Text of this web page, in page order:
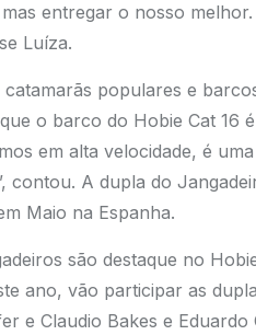
entregar o nosso
Luíza.
populares e
o barco do Hobie Cat 16
em alta velocidade, é
contou. A dupla do
Maio na Espanha.
são destaque no
ano, vão participar as
e Claudio Bakes e